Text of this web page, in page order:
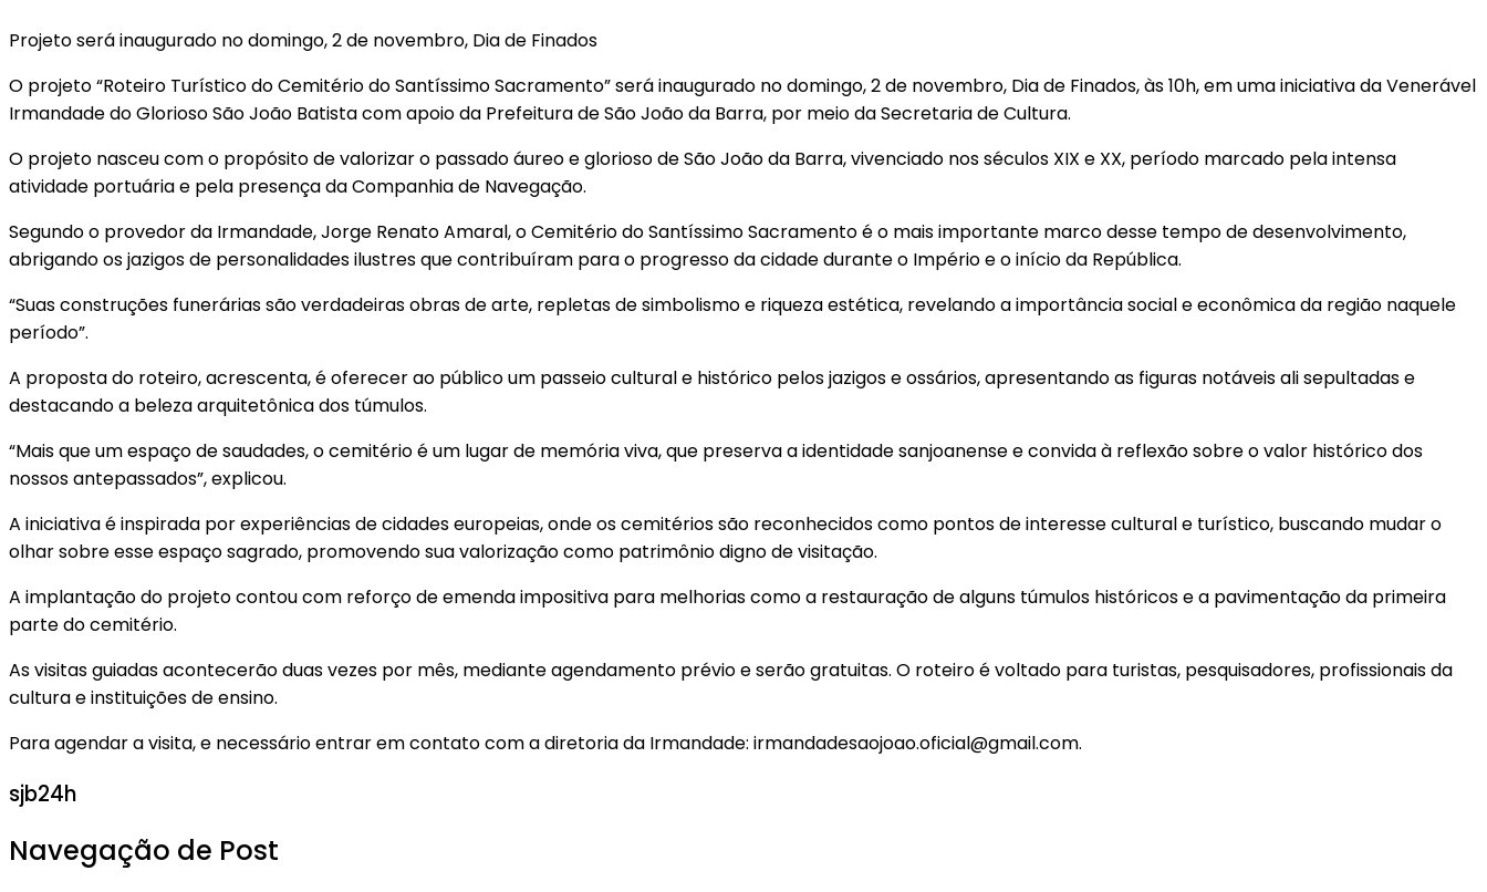
Projeto será inaugurado no domingo, 2 de novembro, Dia de Finados
O projeto “Roteiro Turístico do Cemitério do Santíssimo Sacramento” será inaugurado no domingo, 2 de novembro, Dia de Finados, às 10h, em uma iniciativa da Venerável
Irmandade do Glorioso São João Batista com apoio da Prefeitura de São João da Barra, por meio da Secretaria de Cultura.
O projeto nasceu com o propósito de valorizar o passado áureo e glorioso de São João da Barra, vivenciado nos séculos XIX e XX, período marcado pela intensa
atividade portuária e pela presença da Companhia de Navegação.
Segundo o provedor da Irmandade, Jorge Renato Amaral, o Cemitério do Santíssimo Sacramento é o mais importante marco desse tempo de desenvolvimento,
abrigando os jazigos de personalidades ilustres que contribuíram para o progresso da cidade durante o Império e o início da República.
“Suas construções funerárias são verdadeiras obras de arte, repletas de simbolismo e riqueza estética, revelando a importância social e econômica da região naquele
período”.
A proposta do roteiro, acrescenta, é oferecer ao público um passeio cultural e histórico pelos jazigos e ossários, apresentando as figuras notáveis ali sepultadas e
destacando a beleza arquitetônica dos túmulos.
“Mais que um espaço de saudades, o cemitério é um lugar de memória viva, que preserva a identidade sanjoanense e convida à reflexão sobre o valor histórico dos
nossos antepassados”, explicou.
A iniciativa é inspirada por experiências de cidades europeias, onde os cemitérios são reconhecidos como pontos de interesse cultural e turístico, buscando mudar o
olhar sobre esse espaço sagrado, promovendo sua valorização como patrimônio digno de visitação.
A implantação do projeto contou com reforço de emenda impositiva para melhorias como a restauração de alguns túmulos históricos e a pavimentação da primeira
parte do cemitério.
As visitas guiadas acontecerão duas vezes por mês, mediante agendamento prévio e serão gratuitas. O roteiro é voltado para turistas, pesquisadores, profissionais da
cultura e instituições de ensino.
Para agendar a visita, e necessário entrar em contato com a diretoria da Irmandade: irmandadesaojoao.oficial@gmail.com.
sjb24h
Navegação de Post